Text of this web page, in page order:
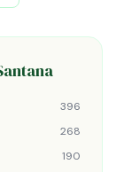
396
268
190